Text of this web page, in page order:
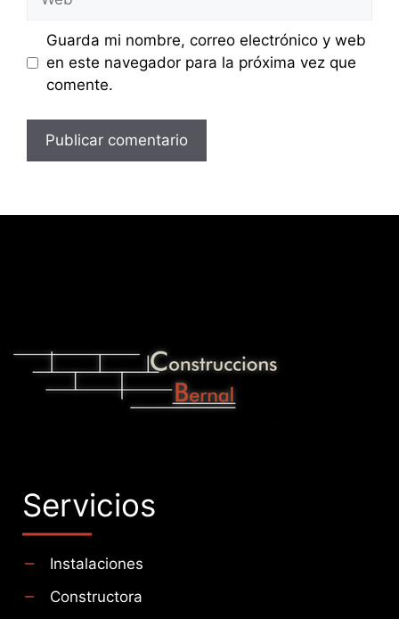
Guarda mi nombre, correo electrónico y web
en este navegador para la próxima vez que
comente.
Servicios
Instalaciones
Constructora